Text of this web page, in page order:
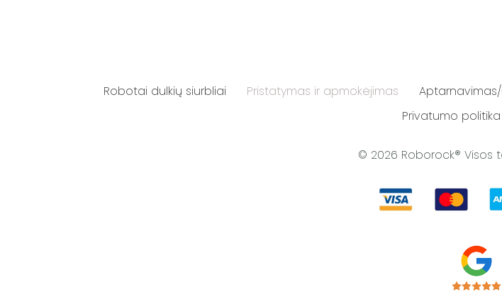
Robotai dulkių siurbliai Pristatymas ir apmokėjimas
Privatumo politika
© 2026 Roborock® Visos